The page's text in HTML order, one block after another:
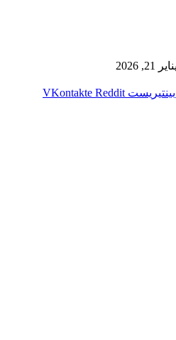
يناير 21, 2026
بينتيريست